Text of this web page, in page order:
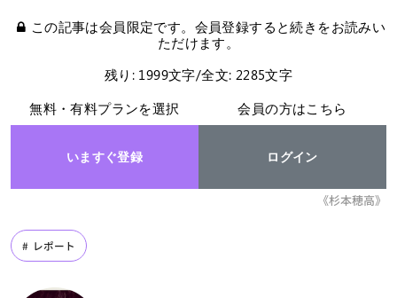
この記事は会員限定です。会員登録すると続きをお読みい
ただけます。
残り: 1999文字/全文: 2285文字
無料・有料プランを選択
いますぐ登録
会員の方はこちら
ログイン
《杉本穂高》
レポート